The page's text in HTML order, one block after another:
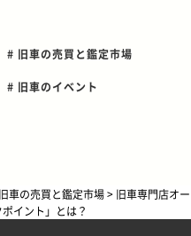
# 旧車の売買と鑑定市場
# 旧車のイベント
旧車の売買と鑑定市場> 旧車専門店オー
イント」とは？